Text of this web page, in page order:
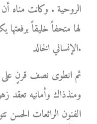
الروحية . وكانت مناه
لها متحفاً خليقاً
الإنساني الخالد.
ثم انطوى نصف قرنٍ على
ومنذذاك وأمانيه تعقد
الفنون الرائعات الحسن